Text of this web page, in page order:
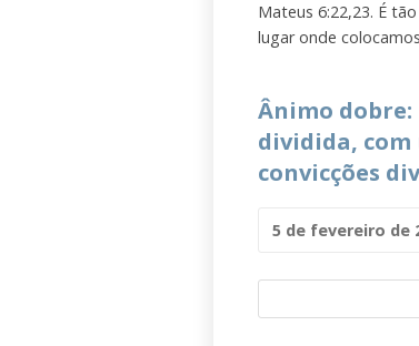
Mateus 6:22,23. É
lugar onde
Ânimo dobre:
dividida,
convicções
5 de fevereiro de